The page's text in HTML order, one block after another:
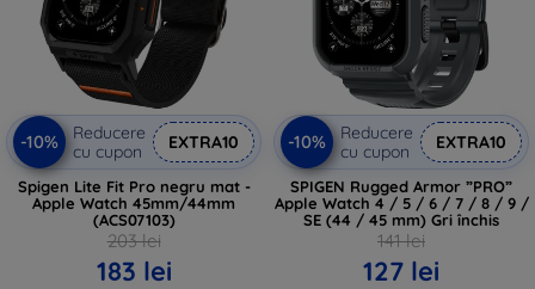
-10%
Reducere
cu cupon
EXTRA10
Spigen Lite Fit Pro negru mat -
Apple Watch 45mm/44mm
(ACS07103)
203 lei
183 lei
-10%
Reducere
cu cupon
EXTRA10
SPIGEN Rugged Armor ”PRO”
Apple Watch 4 / 5 / 6 / 7 / 8 / 9 /
SE (44 / 45 mm) Gri închis
141 lei
127 lei